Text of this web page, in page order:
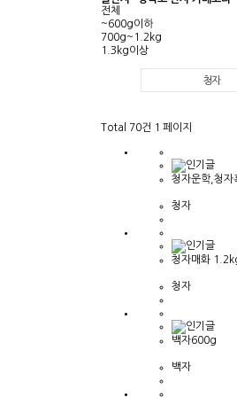
전체
~600g이하
700g~1.2kg
1.3kg이상
청자
Total 70건 1 페이지
청자운학,청자
청자
청자매화
청자
백자600g
백자